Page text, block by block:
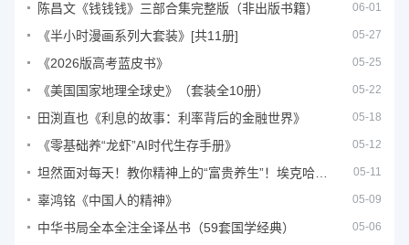
陈昌文《钱钱钱》三部合集完整版（非出版书籍） 06-01
《半小时漫画系列大套装》[共11册] 05-27
《2026版高考蓝皮书》 05-25
《美国国家地理全球史》（套装全10册） 05-22
田渕直也《利息的故事：利率背后的金融世界》 05-18
《零基础养“龙虾”AI时代生存手册》 05-12
05-11
辜鸿铭《中国人的精神》 05-09
中华书局全本全注全译丛书（59套国学经典） 05-06